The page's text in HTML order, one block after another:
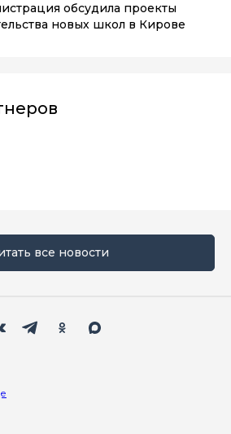
обсудила проекты
новых школ в Кирове
все новости